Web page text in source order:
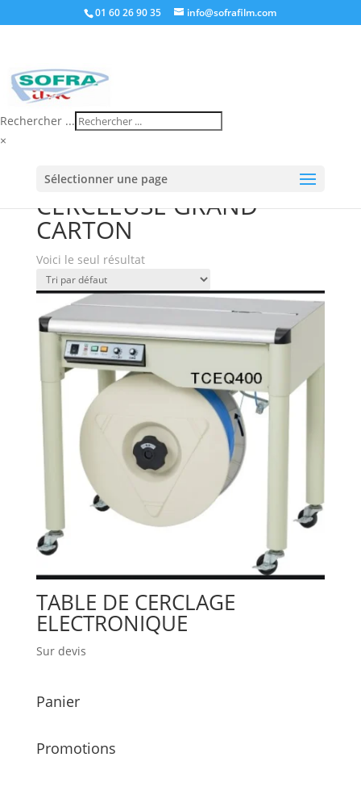
01 60 26 90 35 info@sofrafilm.com
Rechercher ...
×
Sélectionner une page
GRAND CARTON”
CERCLEUSE GRAND
CARTON
Voici le seul résultat
TABLE DE CERCLAGE
ELECTRONIQUE
Sur devis
Panier
Promotions